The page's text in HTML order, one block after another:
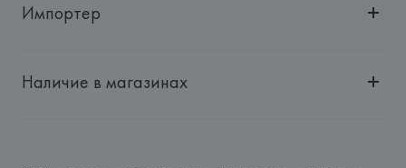
Импортер
"БелВиринея"
Наличие в магазинах